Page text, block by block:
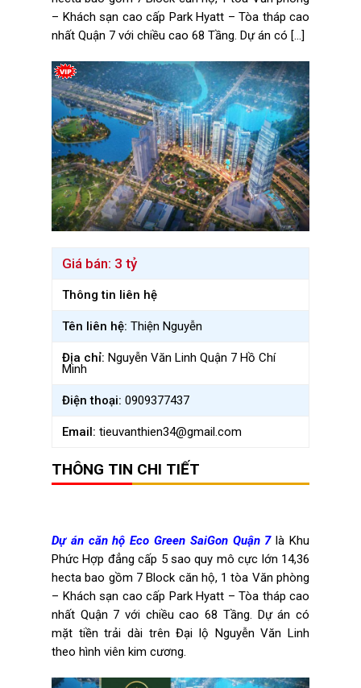
– Khách sạn cao cấp Park Hyatt – Tòa tháp cao
nhất Quận 7 với chiều cao 68 Tầng. Dự án có […]
Giá bán: 3 tỷ
Thông tin liên hệ
Tên liên hệ: Thiện Nguyễn
Địa chỉ: Nguyễn Văn Linh Quận 7 Hồ Chí
Minh
Điện thoại: 0909377437
Email: tieuvanthien34@gmail.com
THÔNG TIN CHI TIẾT
Dự án căn hộ Eco Green SaiGon Quận 7là Khu
Phức Hợp đẳng cấp 5 sao quy mô cực lớn 14,36
hecta bao gồm 7 Block căn hộ, 1 tòa Văn phòng
– Khách sạn cao cấp Park Hyatt – Tòa tháp cao
nhất Quận 7 với chiều cao 68 Tầng. Dự án có
mặt tiền trải dài trên Đại lộ Nguyễn Văn Linh
theo hình viên kim cương.